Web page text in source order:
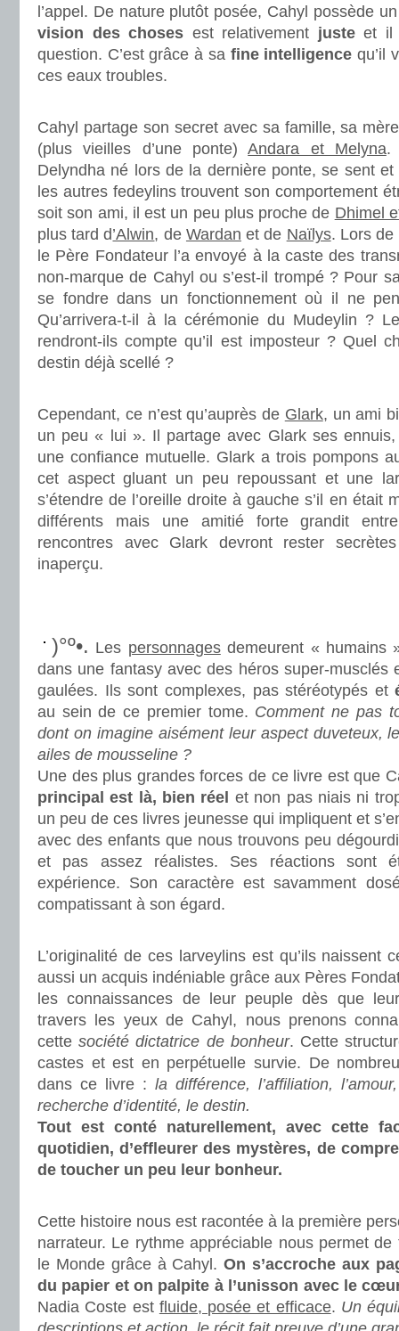
l’appel. De nature plutôt posée, Cahyl possède
vision des choses est relativement justeet il
question. C’est grâce à sa fine intelligence qu’il
ces eaux troubles.
Cahyl partage son secret avec sa famille, sa
(plus vieilles d’une ponte)Andara et Melyna.
Delyndha né lors de la dernière ponte, se sent
les autres fedeylins trouvent son comportement
soit son ami, il est un peu plus proche de Dhimel
plus tard d’Alwin, de Wardan et de Naïlys. Lors de
le Père Fondateur l’a envoyé à la caste des
non-marque de Cahyl ou s’est-il trompé ? Pour
se fondre dans un fonctionnement où il ne
Qu’arrivera-t-il à la cérémonie du Mudeylin ?
rendront-ils compte qu’il est imposteur ? Quel
destin déjà scellé ?
Cependant, ce n’est qu’auprès de Glark, un ami
un peu « lui ». Il partage avec Glark ses
une confiance mutuelle. Glark a trois pompons
cet aspect gluant un peu repoussant et une
s’étendre de l’oreille droite à gauche s’il en était
différents mais une amitié forte grandit
rencontres avec Glark devront rester
inaperçu.
)°º•. Les personnagesdemeurent « humains
dans une fantasy avec des héros super-musclés
gaulées. Ils sont complexes, pas stéréotypés et
au sein de ce premier tome. Comment ne pas
dont on imagine aisément leur aspect duveteux,
ailes de mousseline ?
Une des plus grandes forces de ce livre est que
principal est là, bien réel et non pas niais ni
un peu de ces livres jeunesse qui impliquent et
avec des enfants que nous trouvons peu
et pas assez réalistes. Ses réactions sont
expérience. Son caractère est savamment
compatissant à son égard.
L’originalité de ces larveylins est qu’ils naissent
aussi un acquis indéniable grâce aux Pères
les connaissances de leur peuple dès que
travers les yeux de Cahyl, nous prenons
cettesociété dictatrice de bonheur. Cette
castes et est en perpétuelle survie. De
dans ce livre : la différence, l’affiliation,
recherche d’identité, le destin.
Tout est conté naturellement, avec cette
quotidien, d’effleurer des mystères, de
de toucher un peu leur bonheur.
Cette histoire nous est racontée à la première
narrateur. Le rythme appréciable nous permet
le Monde grâce à Cahyl.On s’accroche aux
du papier et on palpite à l’unisson avec le
Nadia Coste est fluide, posée et efficace. Un